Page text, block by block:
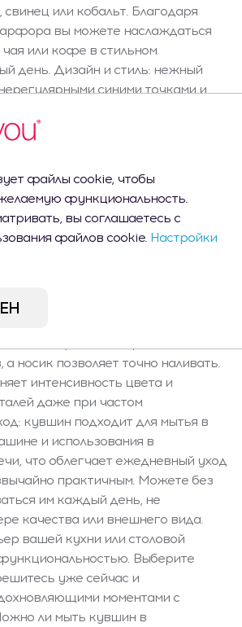
или кобальт. Благодаря
вы можете наслаждаться
или кофе в стильном
день. Дизайн и стиль: нежный
синими точками и
уютных интерьерах.
крышка с
характер кувшина.
с аранжировками в
и современными.
для подарка на кухню или в
покорит деталями и
кувшин объемом 1000 мл с
а носик позволяет точно наливать.
интенсивность цвета и
даже при частом
кувшин подходит для мытья в
и использования в
что облегчает ежедневный уход
практичным. Можете без
им каждый день, не
качества или внешнего вида.
вашей кухни или столовой
Выберите
уже сейчас и
моментами с
ли мыть кувшин в
файлы cookie, чтобы
функциональность.
вы соглашаетесь с
файлов cookie. Настройки